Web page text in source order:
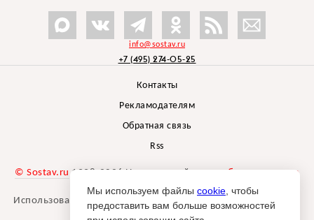
info@sostav.ru
+7 (495) 274-05-25
Контакты
Рекламодателям
Обратная связь
Rss
© Sostav.ru 1998-2026 Независимый проектбрендингового
агентства Depot
Использование материалов Sostav.ru допустимо только при
указании источника.
Мы используем файлы cookie , чтобы
предоставить вам больше возможностей